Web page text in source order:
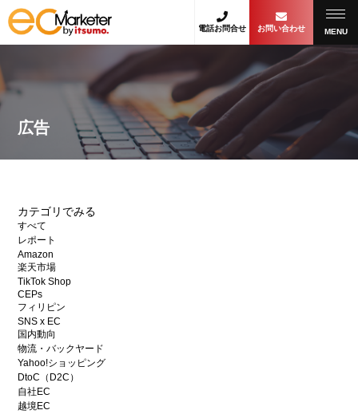
電話お問合せ お問い合わせ MENU
広告
カテゴリでみる
すべて
レポート
Amazon
楽天市場
TikTok Shop
CEPs
フィリピン
SNS x EC
国内動向
物流・バックヤード
Yahoo!ショッピング
DtoC（D2C）
自社EC
越境EC